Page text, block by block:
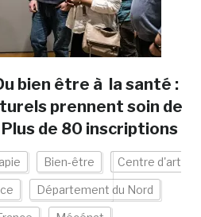
bien être à la santé :
prennent soin de
de 80 inscriptions
Bien-être Centre d'art
Département du Nord